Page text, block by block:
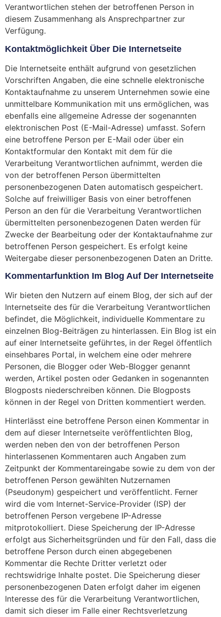
Verantwortlichen stehen der betroffenen Person in
diesem Zusammenhang als Ansprechpartner zur
Verfügung.
Kontaktmöglichkeit Über Die Internetseite
Die Internetseite enthält aufgrund von gesetzlichen
Vorschriften Angaben, die eine schnelle elektronische
Kontaktaufnahme zu unserem Unternehmen sowie eine
unmittelbare Kommunikation mit uns ermöglichen, was
ebenfalls eine allgemeine Adresse der sogenannten
elektronischen Post (E-Mail-Adresse) umfasst. Sofern
eine betroffene Person per E-Mail oder über ein
Kontaktformular den Kontakt mit dem für die
Verarbeitung Verantwortlichen aufnimmt, werden die
von der betroffenen Person übermittelten
personenbezogenen Daten automatisch gespeichert.
Solche auf freiwilliger Basis von einer betroffenen
Person an den für die Verarbeitung Verantwortlichen
übermittelten personenbezogenen Daten werden für
Zwecke der Bearbeitung oder der Kontaktaufnahme zur
betroffenen Person gespeichert. Es erfolgt keine
Weitergabe dieser personenbezogenen Daten an Dritte.
Kommentarfunktion Im Blog Auf Der Internetseite
Wir bieten den Nutzern auf einem Blog, der sich auf der
Internetseite des für die Verarbeitung Verantwortlichen
befindet, die Möglichkeit, individuelle Kommentare zu
einzelnen Blog-Beiträgen zu hinterlassen. Ein Blog ist ein
auf einer Internetseite geführtes, in der Regel öffentlich
einsehbares Portal, in welchem eine oder mehrere
Personen, die Blogger oder Web-Blogger genannt
werden, Artikel posten oder Gedanken in sogenannten
Blogposts niederschreiben können. Die Blogposts
können in der Regel von Dritten kommentiert werden.
Hinterlässt eine betroffene Person einen Kommentar in
dem auf dieser Internetseite veröffentlichten Blog,
werden neben den von der betroffenen Person
hinterlassenen Kommentaren auch Angaben zum
Zeitpunkt der Kommentareingabe sowie zu dem von der
betroffenen Person gewählten Nutzernamen
(Pseudonym) gespeichert und veröffentlicht. Ferner
wird die vom Internet-Service-Provider (ISP) der
betroffenen Person vergebene IP-Adresse
mitprotokolliert. Diese Speicherung der IP-Adresse
erfolgt aus Sicherheitsgründen und für den Fall, dass die
betroffene Person durch einen abgegebenen
Kommentar die Rechte Dritter verletzt oder
rechtswidrige Inhalte postet. Die Speicherung dieser
personenbezogenen Daten erfolgt daher im eigenen
Interesse des für die Verarbeitung Verantwortlichen,
damit sich dieser im Falle einer Rechtsverletzung